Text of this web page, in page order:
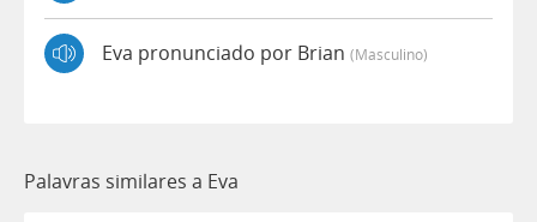
Eva pronunciado por Brian (masculino)
Palavras similares a Eva